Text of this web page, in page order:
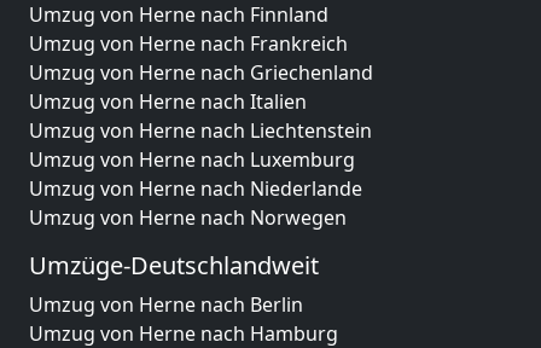
Umzug von Herne nach Finnland
Umzug von Herne nach Frankreich
Umzug von Herne nach Griechenland
Umzug von Herne nach Italien
Umzug von Herne nach Liechtenstein
Umzug von Herne nach Luxemburg
Umzug von Herne nach Niederlande
Umzug von Herne nach Norwegen
Umzüge-Deutschlandweit
Umzug von Herne nach Berlin
Umzug von Herne nach Hamburg